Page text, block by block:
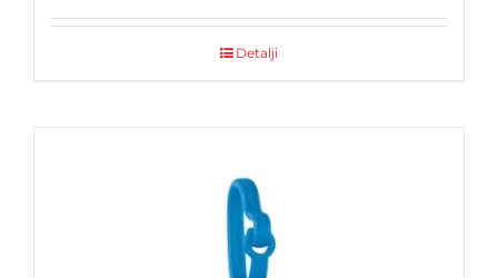
Detalji